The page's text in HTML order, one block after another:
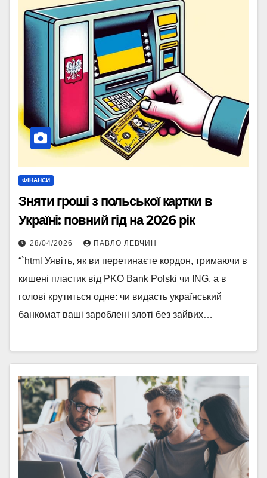
ФІНАНСИ
Зняти гроші з польської картки в
Україні: повний гід на 2026 рік
28/04/2026 ПАВЛО ЛЕВЧИН
“`html Уявіть, як ви перетинаєте кордон, тримаючи в
кишені пластик від PKO Bank Polski чи ING, а в
голові крутиться одне: чи видасть український
банкомат ваші зароблені злоті без зайвих…